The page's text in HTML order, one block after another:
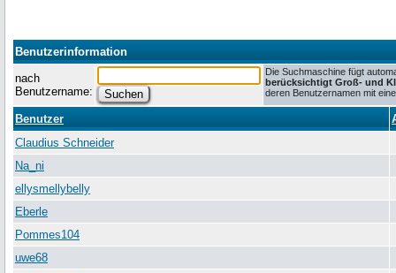
Benutzerinformation
nach
Benutzername:
Die Suchmaschine fügt
berücksichtigt Groß- und
deren Benutzernamen mit
Benutzer
Claudius Schneider
Na_ni
ellysmellybelly
Eberle
Pommes104
uwe68